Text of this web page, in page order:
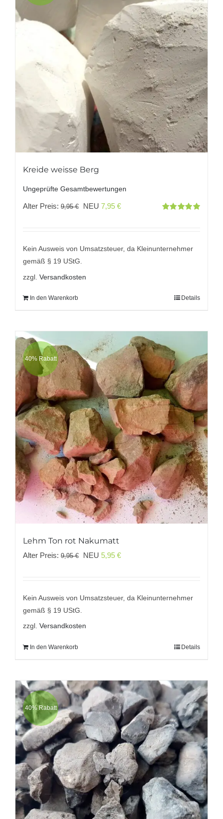
Kreide weisse Berg
Ungeprüfte Gesamtbewertungen
Alter Preis: 9,95€
Ursprünglicher
9,95 €
NEU 7,95 €Aktueller
7,95 €.
Kein Ausweis von Umsatzsteuer, da Kleinunternehmer
gemäß § 19 UStG.
zzgl. Versandkosten
In den Warenkorb Details
40% Rabatt
Lehm Ton rot Nakumatt
Alter Preis: 9,95€
Ursprünglicher
9,95 €
NEU 5,95 €Aktueller
5,95 €.
Kein Ausweis von Umsatzsteuer, da Kleinunternehmer
gemäß § 19 UStG.
zzgl. Versandkosten
In den Warenkorb Details
40% Rabatt